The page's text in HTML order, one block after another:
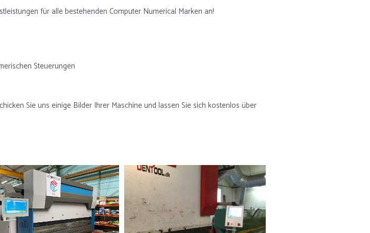
für alle bestehenden Computer Numerical Marken an!
Steuerungen
Sie uns einige Bilder Ihrer Maschine und lassen Sie sich kostenlos über